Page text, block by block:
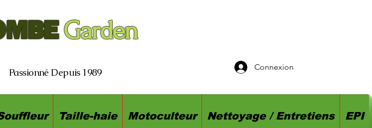
Garden
Passionné Depuis 1989 Connexion
Taille-haie Motoculteur Nettoyage / Entretiens EPI